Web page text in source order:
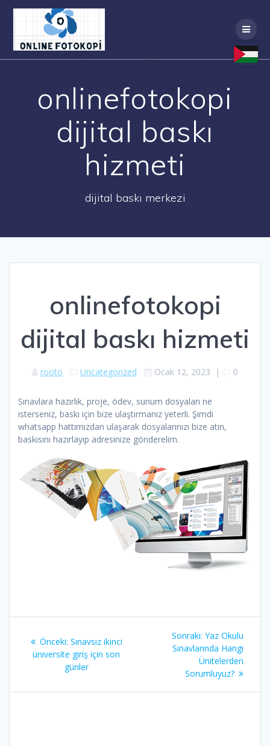
onlinefotokopi
dijital baskı
hizmeti
dijital baskı merkezi
onlinefotokopi
dijital baskı hizmeti
rooto Uncategorized Ocak 12, 2023 | 0
Sınavlara hazırlık, proje, ödev, sunum dosyaları ne
isterseniz, baskı için bize ulaştırmanız yeterli. Şimdi
whatsapp hattımızdan ulaşarak dosyalarınızı bize atın,
baskısını hazırlayıp adresinize gönderelim.
gezinmesi
Önceki: Önceki
yazı:
Sınavsız ikinci
üniversite giriş için son
günler
Sonraki: Sonraki
yazı:
Yaz Okulu
Sınavlarında Hangi
Ünitelerden
Sorumluyuz?